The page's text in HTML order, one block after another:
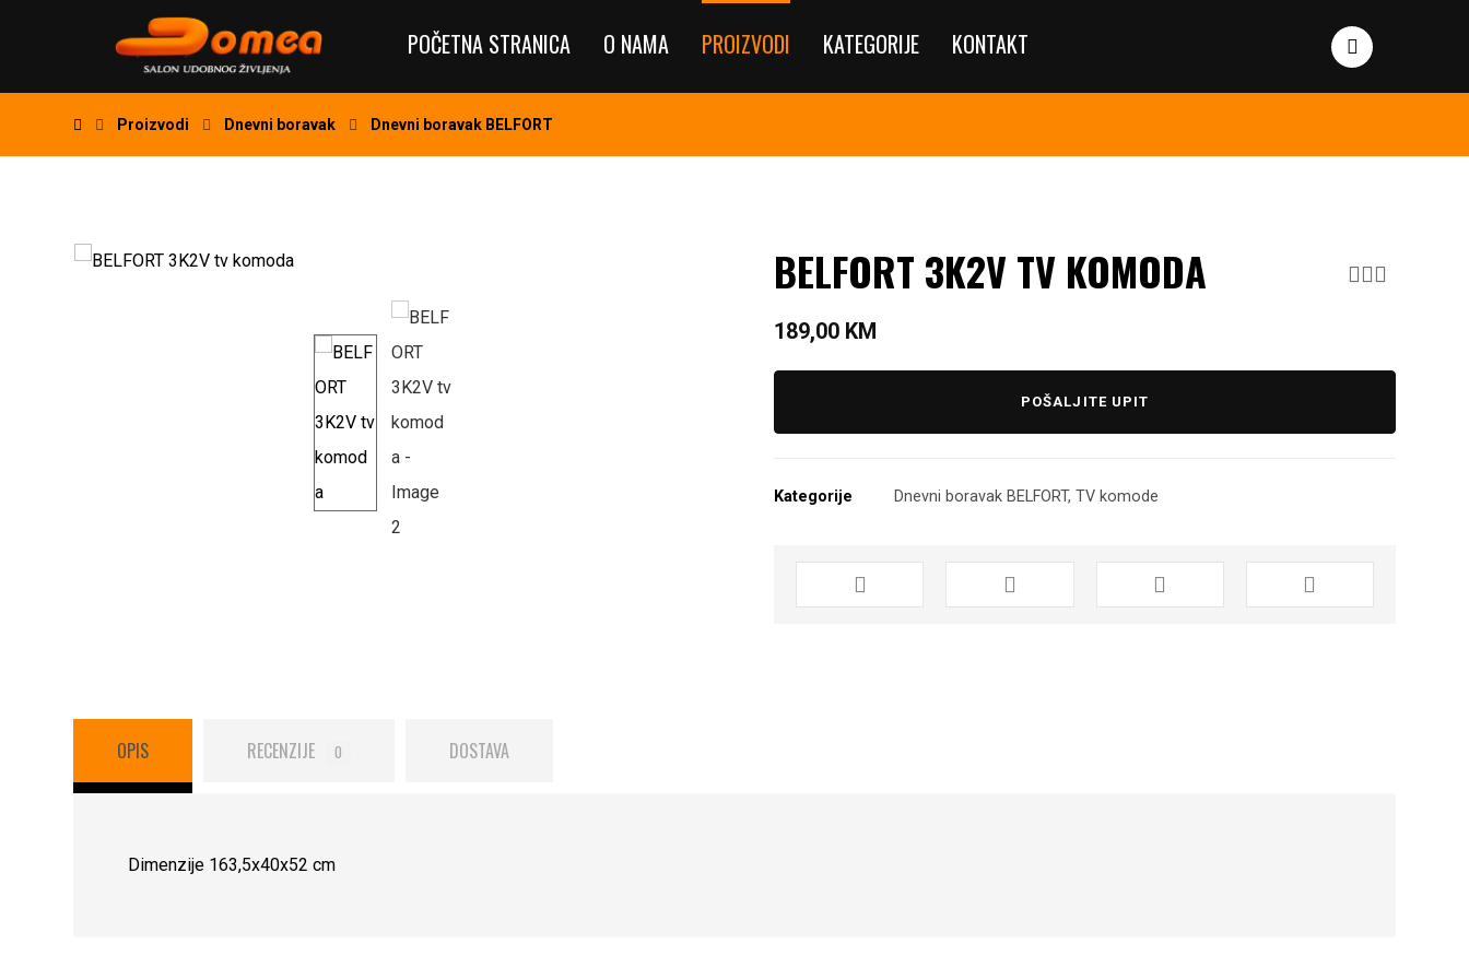
POČETNA STRANICA O NAMA PROIZVODI KATEGORIJE KONTAKT
Proizvodi Dnevni boravak Dnevni boravak BELFORT
BELFORT 3K2V TV KOMODA
189,00 KM
POŠALJITE UPIT
Kategorije Dnevni boravak BELFORT,TV komode
OPIS RECENZIJE 0 DOSTAVA
Dimenzije 163,5x40x52 cm